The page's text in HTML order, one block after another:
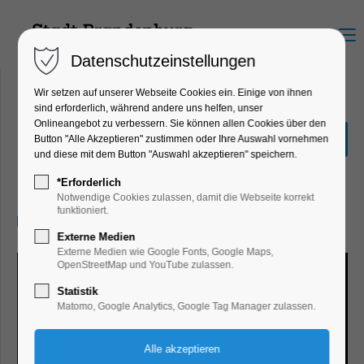
Menu
Sonderpräsentation
Radkreuz
Ausstellung
Datenschutzeinstellungen
Wir setzen auf unserer Webseite Cookies ein. Einige von ihnen
sind erforderlich, während andere uns helfen, unser
Onlineangebot zu verbessern. Sie können allen Cookies über den
Button "Alle Akzeptieren" zustimmen oder Ihre Auswahl vornehmen
und diese mit dem Button "Auswahl akzeptieren" speichern.
*Erforderlich
Notwendige Cookies zulassen, damit die Webseite korrekt
funktioniert.
Externe Medien
Externe Medien wie Google Fonts, Google Maps,
OpenStreetMap und YouTube zulassen.
Statistik
Matomo, Google Analytics, Google Tag Manager zulassen.